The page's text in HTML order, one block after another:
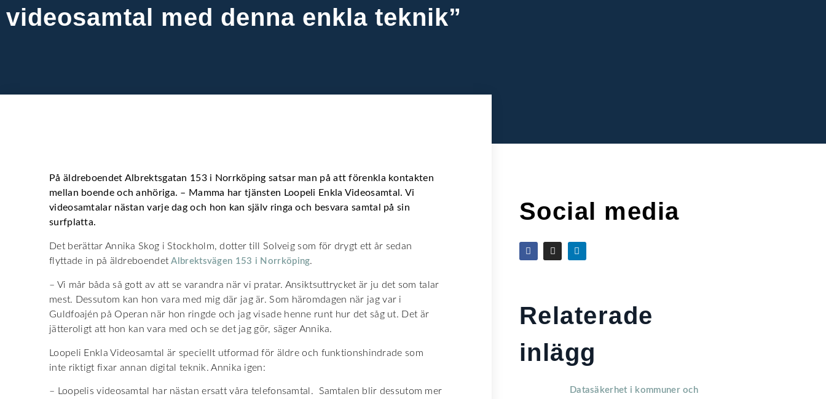
videosamtal med denna enkla teknik”
På äldreboendet Albrektsgatan 153 i Norrköping satsar man på att förenkla kontakten
mellan boende och anhöriga. – Mamma har tjänsten Loopeli Enkla Videosamtal. Vi
videosamtalar nästan varje dag och hon kan själv ringa och besvara samtal på sin
surfplatta.
Det berättar Annika Skog i Stockholm, dotter till Solveig som för drygt ett år sedan
flyttade in på äldreboendetAlbrektsvägen 153 i Norrköping.
– Vi mår båda så gott av att se varandra när vi pratar. Ansiktsuttrycket är ju det som talar
mest. Dessutom kan hon vara med mig där jag är. Som häromdagen när jag var i
Guldfoajén på Operan när hon ringde och jag visade henne runt hur det såg ut. Det är
jätteroligt att hon kan vara med och se det jag gör, säger Annika.
Loopeli Enkla Videosamtal är speciellt utformad för äldre och funktionshindrade som
inte riktigt fixar annan digital teknik. Annika igen:
– Loopelis videosamtal har nästan ersatt våra telefonsamtal. Samtalen blir dessutom mer
Social media
Relaterade
inlägg
Datasäkerhet i kommuner och